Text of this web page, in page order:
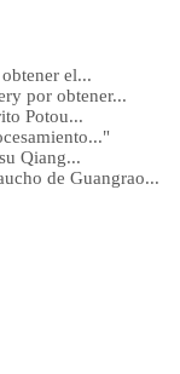
el...
por obtener...
Potou...
Qiang...
de Guangrao...